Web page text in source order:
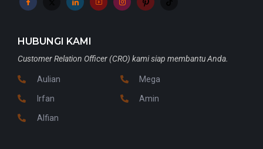
HUBUNGI KAMI
Customer Relation Officer (CRO) kami siap membantu Anda.
Aulian
Irfan
Alfian
Mega
Amin